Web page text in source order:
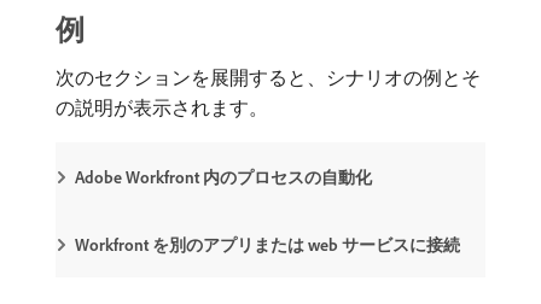
例
次のセクションを展開すると、シナリオの例とそ
の説明が表示されます。
Adobe Workfront 内のプロセスの自動化
Workfront を別のアプリまたは web サービスに接続